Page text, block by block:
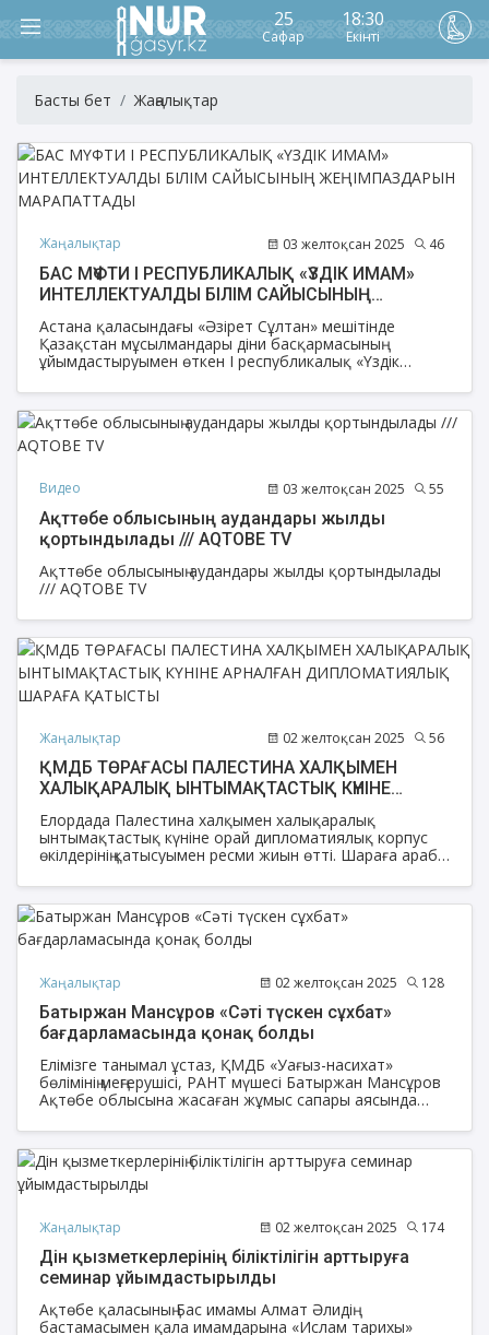
25
Сафар
18:30
Екінті
Басты бет Жаңалықтар
Жаңалықтар 03 желтоқсан 2025 46
БАС МҮФТИ І РЕСПУБЛИКАЛЫҚ «ҮЗДІК ИМАМ»
ИНТЕЛЛЕКТУАЛДЫ БІЛІМ САЙЫСЫНЫҢ
Астана қаласындағы «Әзірет Сұлтан» мешітінде
Қазақстан мұсылмандары діни басқармасының
ұйымдастыруымен өткен І республикалық «Үздік
марапаттау рәсімі өтті.
Видео 03 желтоқсан 2025 55
Ақттөбе облысының аудандары жылды
қортындылады /// AQTOBE TV
Ақттөбе облысының аудандары жылды қортындылады
/// AQTOBE TV
Жаңалықтар 02 желтоқсан 2025 56
ҚМДБ ТӨРАҒАСЫ ПАЛЕСТИНА ХАЛҚЫМЕН
ХАЛЫҚАРАЛЫҚ ЫНТЫМАҚТАСТЫҚ КҮНІНЕ
ҚАТЫСТЫ
Елордада Палестина халқымен халықаралық
ынтымақтастық күніне орай дипломатиялық корпус
өкілдерінің қатысуымен ресми жиын өтті. Шараға араб
дипломатиялық миссия өкілдері қатысты.
Жаңалықтар 02 желтоқсан 2025 128
Батыржан Мансұров «Сәті түскен сұхбат»
бағдарламасында қонақ болды
Елімізге танымал ұстаз, ҚМДБ «Уағыз-насихат»
бөлімінің меңгерушісі, РАНТ мүшесі Батыржан Мансұров
Ақтөбе облысына жасаған жұмыс сапары аясында
сұхбат» бағдарламасына сұхбат берді.
Жаңалықтар 02 желтоқсан 2025 174
Дін қызметкерлерінің біліктілігін арттыруға
семинар ұйымдастырылды
Ақтөбе қаласының Бас имамы Алмат Әлидің
бастамасымен қала имамдарына «Ислам тарихы»